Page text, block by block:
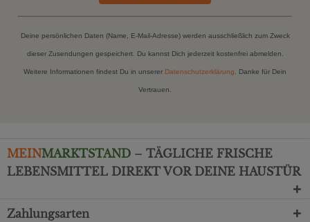
Deine persönlichen Daten (Name, E-Mail-Adresse) werden ausschließlich zum Zweck
dieser Zusendungen gespeichert. Du kannst Dich jederzeit kostenfrei abmelden.
Weitere Informationen findest Du in unserer Datenschutzerklärung . Danke für Dein
Vertrauen.
MEINMARKTSTAND – TÄGLICHE FRISCHE
LEBENSMITTEL DIREKT VOR DEINE HAUSTÜR
Zahlungsarten